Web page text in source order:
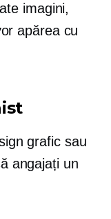
imagini,
apărea cu
grafic sau
angajați un